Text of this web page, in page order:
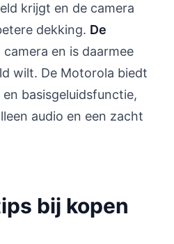
krijgt en de camera
dekking. De
en is daarmee
wilt. De Motorola biedt
basisgeluidsfunctie,
audio en een zacht
bij kopen